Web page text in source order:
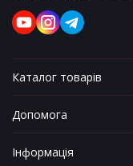
Каталог товарів
Допомога
Інформація